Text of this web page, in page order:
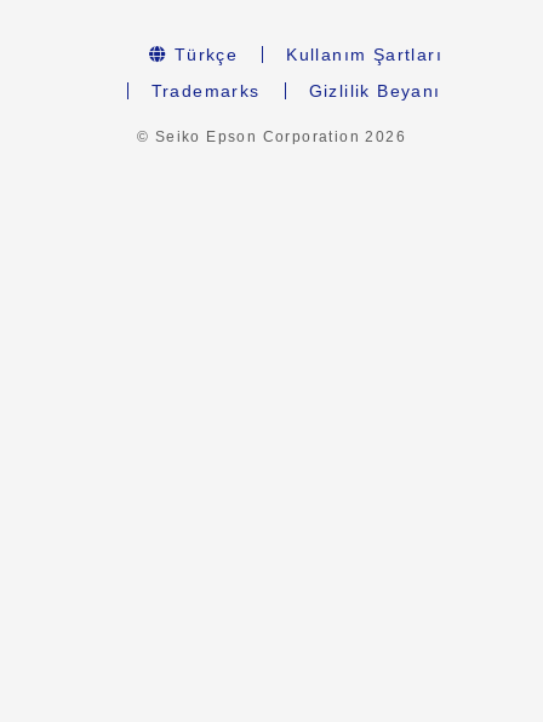
Türkçe
Kullanım Şartları
Trademarks
Gizlilik Beyanı
© Seiko Epson Corporation2026